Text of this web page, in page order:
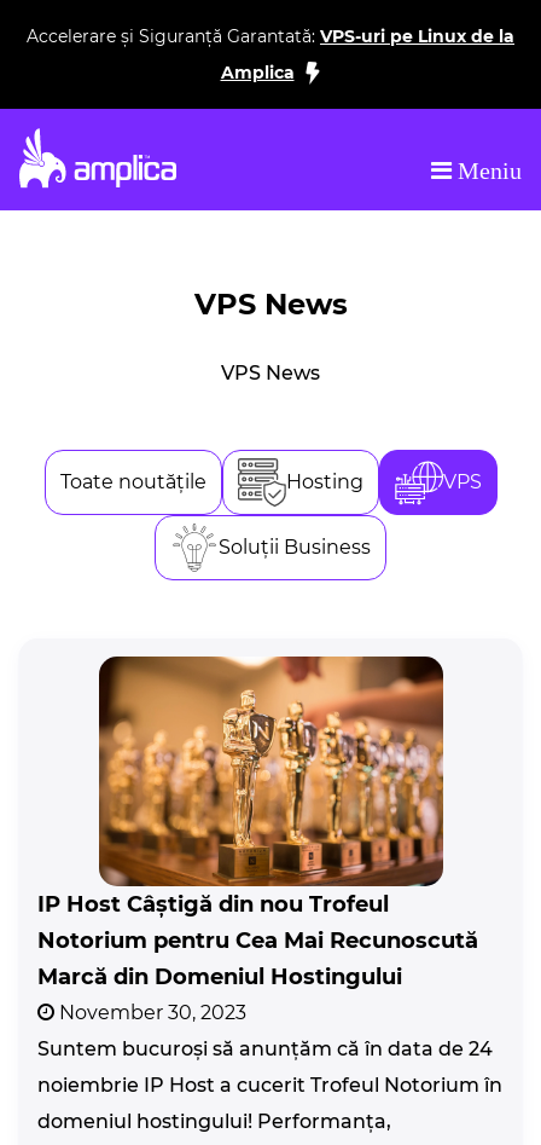
Accelerare și Siguranță Garantată: VPS-uri pe Linux de la
Amplica
Meniu
Hosting în Moldova Top furnizor de Web Hosting în
VPS News
VPS News
Toate noutățile Hosting VPS
Soluții Business
IP Host Câștigă din nou Trofeul
Notorium pentru Cea Mai Recunoscută
Marcă din Domeniul Hostingului
November 30, 2023
Suntem bucuroși să anunțăm că în data de 24
noiembrie IP Host a cucerit Trofeul Notorium în
domeniul hostingului! Performanța,